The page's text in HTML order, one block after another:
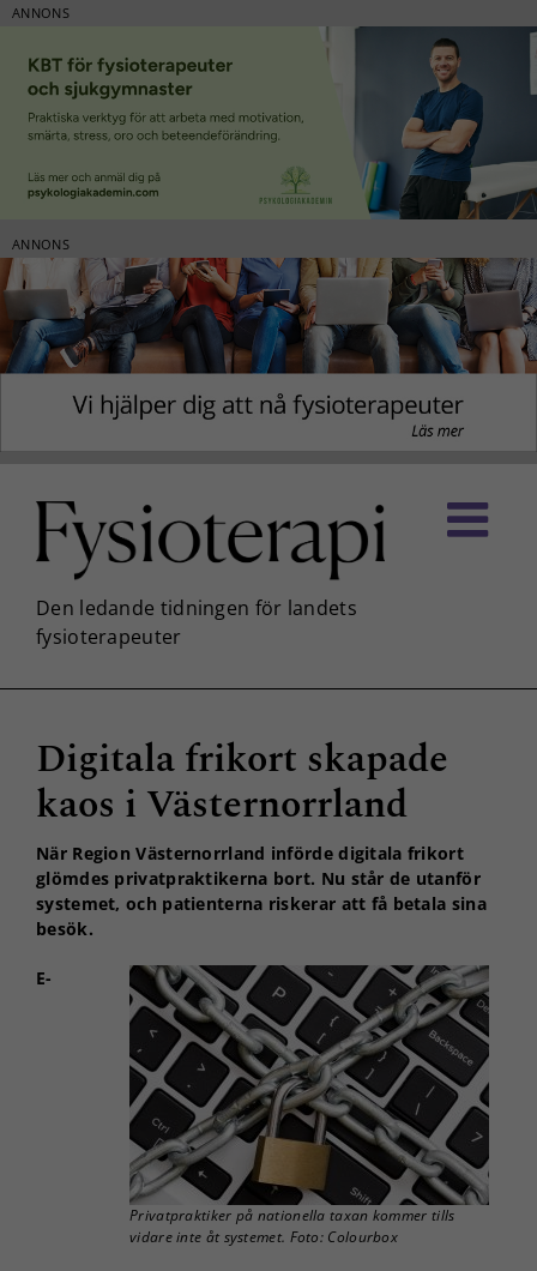
ANNONS
ANNONS
innehållet
Digitala frikort skapade
kaos i Västernorrland
När Region Västernorrland införde digitala frikort
glömdes privatpraktikerna bort. Nu står de utanför
systemet, och patienterna riskerar att få betala sina
besök.
Privatpraktiker på nationella taxan kommer tills
vidare inte åt systemet. Foto: Colourbox
E-